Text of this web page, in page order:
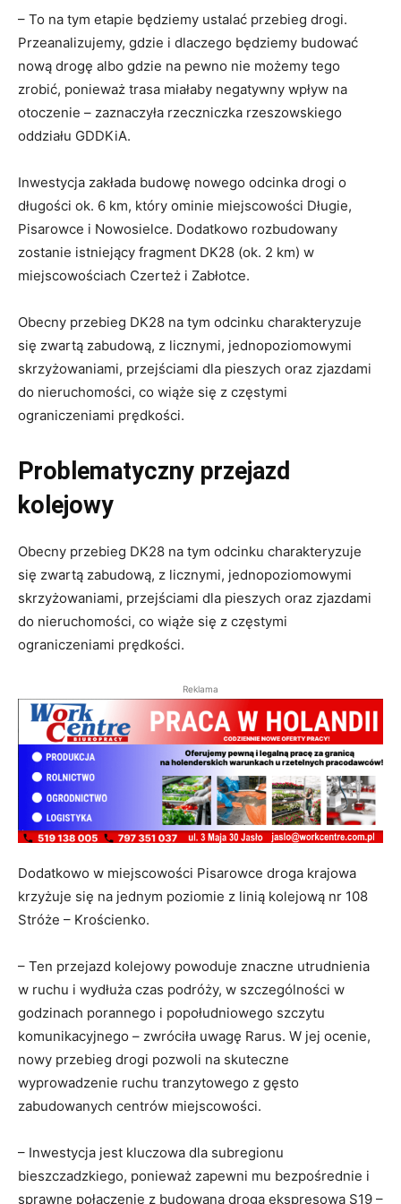
– To na tym etapie będziemy ustalać przebieg drogi.
Przeanalizujemy, gdzie i dlaczego będziemy budować
nową drogę albo gdzie na pewno nie możemy tego
zrobić, ponieważ trasa miałaby negatywny wpływ na
otoczenie – zaznaczyła rzeczniczka rzeszowskiego
oddziału GDDKiA.
Inwestycja zakłada budowę nowego odcinka drogi o
długości ok. 6 km, który ominie miejscowości Długie,
Pisarowce i Nowosielce. Dodatkowo rozbudowany
zostanie istniejący fragment DK28 (ok. 2 km) w
miejscowościach Czerteż i Zabłotce.
Obecny przebieg DK28 na tym odcinku charakteryzuje
się zwartą zabudową, z licznymi, jednopoziomowymi
skrzyżowaniami, przejściami dla pieszych oraz zjazdami
do nieruchomości, co wiąże się z częstymi
ograniczeniami prędkości.
Problematyczny przejazd
kolejowy
Obecny przebieg DK28 na tym odcinku charakteryzuje
się zwartą zabudową, z licznymi, jednopoziomowymi
skrzyżowaniami, przejściami dla pieszych oraz zjazdami
do nieruchomości, co wiąże się z częstymi
ograniczeniami prędkości.
Reklama
Dodatkowo w miejscowości Pisarowce droga krajowa
krzyżuje się na jednym poziomie z linią kolejową nr 108
Stróże – Krościenko.
– Ten przejazd kolejowy powoduje znaczne utrudnienia
w ruchu i wydłuża czas podróży, w szczególności w
godzinach porannego i popołudniowego szczytu
komunikacyjnego – zwróciła uwagę Rarus. W jej ocenie,
nowy przebieg drogi pozwoli na skuteczne
wyprowadzenie ruchu tranzytowego z gęsto
zabudowanych centrów miejscowości.
– Inwestycja jest kluczowa dla subregionu
bieszczadzkiego, ponieważ zapewni mu bezpośrednie i
sprawne połączenie z budowaną drogą ekspresową S19 –